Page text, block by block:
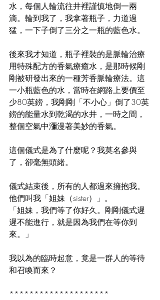
水，每個人輪流往井裡謹慎地倒一兩
滴。輪到我了，我拿著瓶子，力道過
猛，一下子倒了三分之一瓶的藍色水。
後來我才知道，瓶子裡裝的是脈輪治療
用特殊配方的香氣療癒水，是那時候剛
剛被研發出來的一種芳香脈輪療法。這
一小瓶藍色的水，當時在網路上要價至
少80英鎊，我剛剛「不小心」倒了30英
鎊的能量水到乾渴的水井，一時之間，
整個空氣中瀰漫著美妙的香氣。
這個儀式是為了什麼呢？我莫名參與
了，卻毫無頭緒。
儀式結束後，所有的人都過來擁抱我。
他們叫我「姐妹（sister）」。
「姐妹，我們等了你好久。剛剛儀式遲
遲不能進行，就是因為我們在等你到
來。」
我以為的臨時起意，竟是一群人的等待
和召喚而來？
********************